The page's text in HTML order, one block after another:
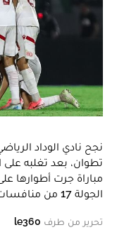
نجح نادي الوداد
مباراة جرت أطوارها
الجولة 17 من منافسات البطولة الاحترافية .
تحرير من طرف le360